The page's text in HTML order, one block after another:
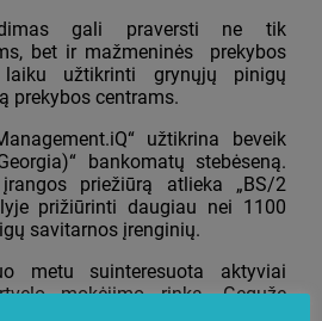
gali praversti ne tik
bet ir mažmeninės prekybos
laiku užtikrinti grynųjų pinigų
prekybos centrams.
užtikrina beveik
bankomatų stebėseną.
priežiūrą atlieka „BS/2
prižiūrinti daugiau nei 1100
savitarnos įrenginių.
metu suinteresuota aktyviai
mokėjimo rinka. Gegužę